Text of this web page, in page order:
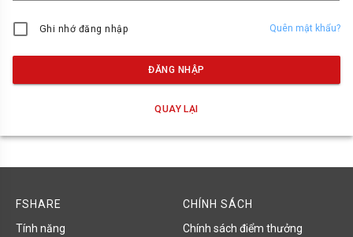
Ghi nhớ đăng nhập Quên mật khẩu?
ĐĂNG NHẬP
QUAY LẠI
FSHARE
Tính năng
CHÍNH SÁCH
Chính sách điểm thưởng